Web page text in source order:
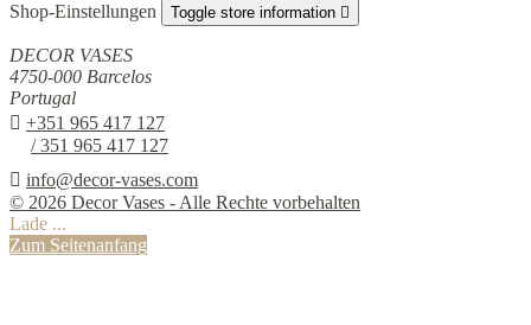
Shop-Einstellungen Toggle store information 
DECOR VASES
4750-000 Barcelos
Portugal
 +351 965 417 127
/ 351 965 417 127
 info@decor-vases.com
© 2026 Decor Vases - Alle Rechte vorbehalten
Lade ...
Zum Seitenanfang